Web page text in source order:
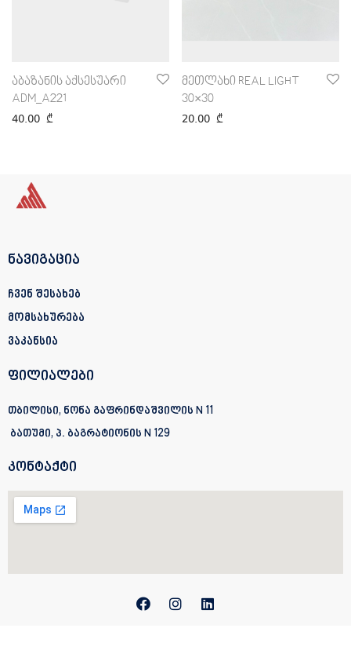
აბაზანის აქსესუარი
ADM_A221
40.00 ₾
მეთლახი REAL LIGHT
30×30
20.00 ₾
ნავიგაცია
ჩვენ შესახებ
მომსახურება
ვაკანსია
ფილიალები
თბილისი, ნონა გაფრინდაშვილის N 11
ბათუმი, პ. ბაგრატიონის N 129
კონტაქტი